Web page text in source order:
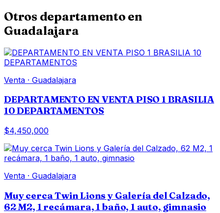
Otros departamentoen
Guadalajara
Venta · Guadalajara
DEPARTAMENTO EN VENTA PISO 1 BRASILIA
10 DEPARTAMENTOS
$4,450,000
Venta · Guadalajara
Muy cerca Twin Lions y Galería del Calzado,
62 M2, 1 recámara, 1 baño, 1 auto, gimnasio